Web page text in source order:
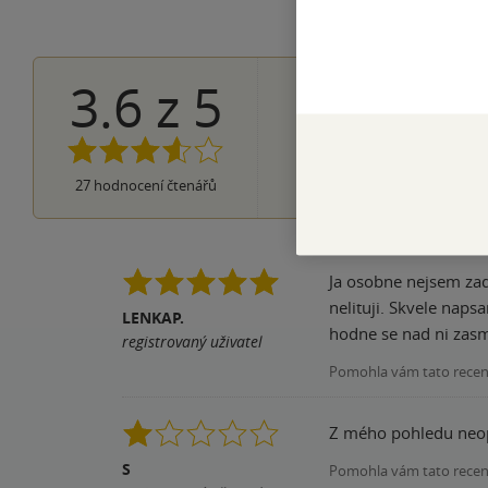
3.6 z 5
27hodnocení čtenářů
LENKAP.
registrovaný uživatel
Ja osobne nejsem
nelituji. Skvele napsane,
Pomohla vám tato
S
Z mého pohledu
Pomohla vám tato